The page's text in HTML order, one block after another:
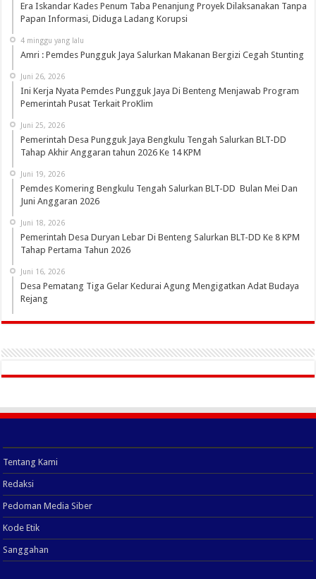
Era Iskandar Kades Penum Taba Penanjung Proyek Dilaksanakan Tanpa
Papan Informasi, Diduga Ladang Korupsi
4 minggu yang lalu
Amri : Pemdes Pungguk Jaya Salurkan Makanan Bergizi Cegah Stunting
Juni 26, 2026
Ini Kerja Nyata Pemdes Pungguk Jaya Di Benteng Menjawab Program
Pemerintah Pusat Terkait ProKlim
Juni 25, 2026
Pemerintah Desa Pungguk Jaya Bengkulu Tengah Salurkan BLT-DD
Tahap Akhir Anggaran tahun 2026 Ke 14 KPM
Juni 19, 2026
Pemdes Komering Bengkulu Tengah Salurkan BLT-DD Bulan Mei Dan
Juni Anggaran 2026
Juni 18, 2026
Pemerintah Desa Duryan Lebar Di Benteng Salurkan BLT-DD Ke 8 KPM
Tahap Pertama Tahun 2026
Juni 16, 2026
Desa Pematang Tiga Gelar Kedurai Agung Mengigatkan Adat Budaya
Rejang
Tentang Kami
Redaksi
Pedoman Media Siber
Kode Etik
Sanggahan